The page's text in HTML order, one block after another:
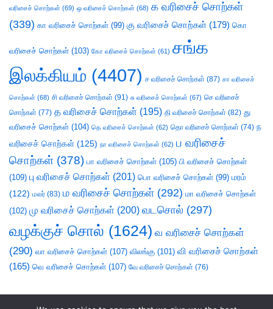
வரிசைச் சொற்கள் (69) ஒ வரிசைச் சொற்கள் (68) க வரிசைச் சொற்கள்
(339) கா வரிசைச் சொற்கள் (99) கு வரிசைச் சொற்கள் (179) கொ
வரிசைச் சொற்கள் (103) கோ வரிசைச் சொற்கள் (61) சங்க
இலக்கியம் (4407) ச வரிசைச் சொற்கள் (87) சா வரிசைச்
சொற்கள் (68) சி வரிசைச் சொற்கள் (91) சு வரிசைச் சொற்கள் (67) செ வரிசைச்
சொற்கள் (77) த வரிசைச் சொற்கள் (195) தி வரிசைச் சொற்கள் (82) து
வரிசைச் சொற்கள் (104) தெ வரிசைச் சொற்கள் (62) தொ வரிசைச் சொற்கள் (74) ந
வரிசைச் சொற்கள் (125) நா வரிசைச் சொற்கள் (62) ப வரிசைச்
சொற்கள் (378) பா வரிசைச் சொற்கள் (105) பி வரிசைச் சொற்கள்
(109) பு வரிசைச் சொற்கள் (201) பொ வரிசைச் சொற்கள் (99) மரம்
(122) மலர் (83) ம வரிசைச் சொற்கள் (292) மா வரிசைச் சொற்கள்
(102) மு வரிசைச் சொற்கள் (200) வடசொல் (297)
வழக்குச் சொல் (1624) வ வரிசைச் சொற்கள்
(290) வா வரிசைச் சொற்கள் (107) விலங்கு (101) வி வரிசைச் சொற்கள்
(165) வெ வரிசைச் சொற்கள் (107) வே வரிசைச் சொற்கள் (76)